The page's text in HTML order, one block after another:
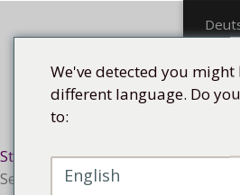
Menü
Startseite/Stilrichtung/
Serie Bano de Luz, 2017
We've detected you might
different language. Do
to:
English